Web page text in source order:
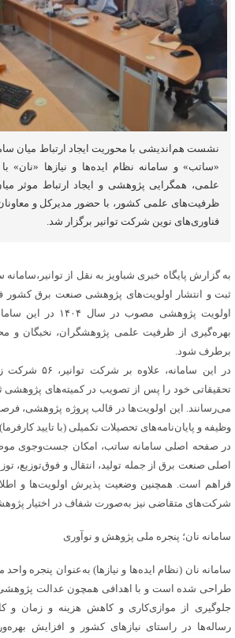
نشست هم‌اندیشی با محوریت ایجاد ارتباط میان
«ساتب» و سامانه نظام ایده‌ها و نیازها «نان»
علمی، همگرایی پژوهشی و ایجاد ارتباط موثر
ظرفیت‌های علمی کشور، با حضور مدیرکل و
فناوری‌های نوین شرکت توانیر برگزار شد.
به گزارش پایگاه خبری شباویز به نقل از
اولویت پژوهشی مصوب
بهره‌گیری از ظرفیت علمی پژوهشگران، نخبگان و
برطرف شود.
در این سامانه،
تحقیقاتی خود را پس از تصویب در کمیته‌های پژوهشی
می‌رسانند. این اولویت‌ها در قالب پروژه‌ پژوهشی،
وظیفه و پایان‌نامه‌های تحصیلات تکمیلی (با تایید
در صفحه اصلی سامانه ساتب، امکان جست‌وجوی
اصلی صنعت برق از جمله تولید، انتقال و فوق‌توزیع،
فراهم است. همچنین وضعیت پذیرش اولویت‌ها و
شرکت‌های متقاضی نیز به‌صورت شفاف در اختیار
سامانه نان؛ پنجره ملی پژوهش و نوآوری
سامانه نان (نظام ایده‌ها و نیازها) به‌عنوان پنجره
طراحی شده است و با اهدافی همچون عدالت پژوهشی،
جلوگیری از موازی‌کاری و کاهش هزینه و زمان و
رساله‌ها در راستای نیازهای کشور و افزایش